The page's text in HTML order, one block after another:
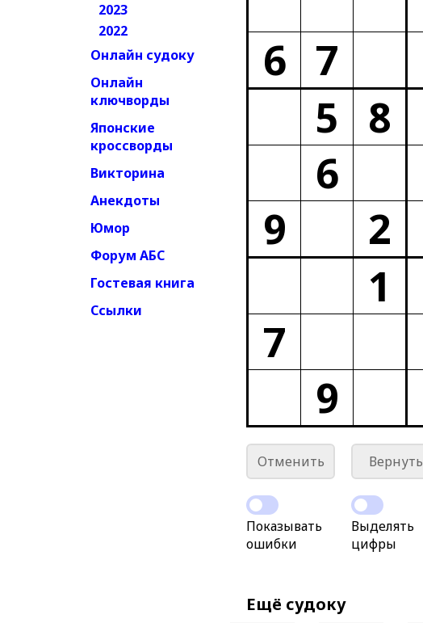
2023
2022
Онлайн судоку
Онлайн
ключворды
Японские
кроссворды
Викторина
Анекдоты
Юмор
Форум АБС
Гостевая книга
Ссылки
6 7
5
8
6
9
2
1
7
9
Отменить Вернуть
Показывать
ошибки
Выделять
цифры
Ещё судоку